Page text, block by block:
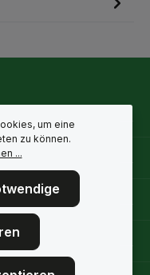
um eine
zu können.
...